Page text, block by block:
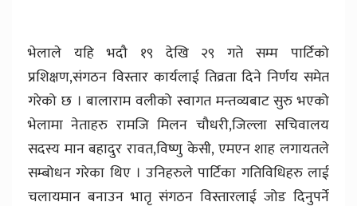
भेलाले यहि भदौ १९ देखि २९ गते सम्म पार्टिको
प्रशिक्षण,संगठन विस्तार कार्यलाई तिव्रता दिने निर्णय समेत
गरेको छ । बालाराम वलीको स्वागत मन्तव्यबाट सुरु भएको
भेलामा नेताहरु रामजि मिलन चौधरी,जिल्ला सचिवालय
सदस्य मान बहादुर रावत,विष्णु केसी, एमएन शाह लगायतले
सम्बोधन गरेका थिए । उनिहरुले पार्टिका गतिविधिहरु लाई
चलायमान बनाउन भातृ संगठन विस्तारलाई जोड दिनुपर्ने